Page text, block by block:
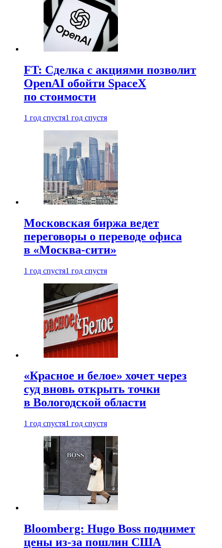
FT: Сделка с акциями позволит
OpenAI обойти SpaceX
по стоимости
1 год спустя1 год спустя
Московская биржа ведет
переговоры о переводе офиса
в «Москва-сити»
1 год спустя1 год спустя
«Красное и белое» хочет через
суд вновь открыть точки
в Вологодской области
1 год спустя1 год спустя
Bloomberg: Hugo Boss поднимет
цены из-за пошлин США